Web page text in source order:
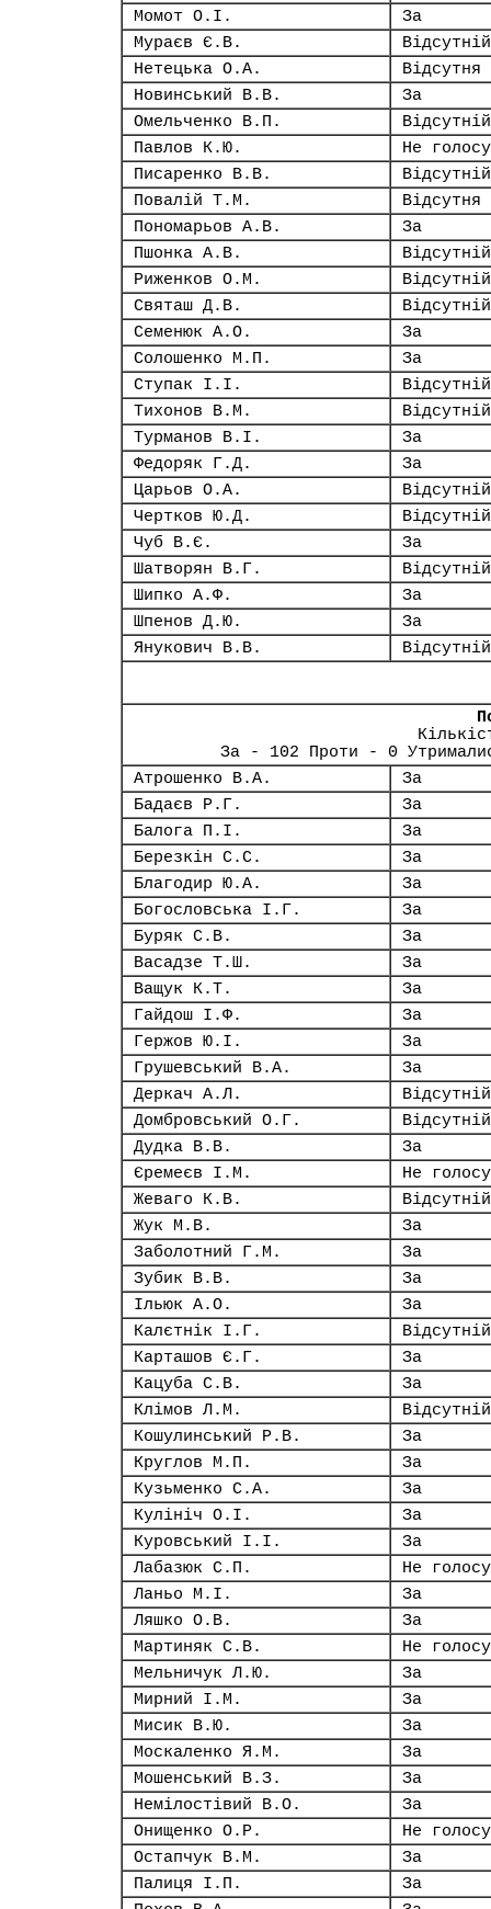
Момот О.І.
За
Мураєв Є.В.
Відсутній
Нетецька О.А.
Відсутня
Новинський В.В.
За
Омельченко В.П.
Відсутній
Павлов К.Ю.
Не
Писаренко В.В.
Відсутній
Повалій Т.М.
Відсутня
Пономарьов А.В.
За
Пшонка А.В.
Відсутній
Риженков О.М.
Відсутній
Святаш Д.В.
Відсутній
Семенюк А.О.
За
Солошенко М.П.
За
Ступак І.І.
Відсутній
Тихонов В.М.
Відсутній
Турманов В.І.
За
Федоряк Г.Д.
За
Царьов О.А.
Відсутній
Чертков Ю.Д.
Відсутній
Чуб В.Є.
За
Шатворян В.Г.
Відсутній
Шипко А.Ф.
За
Шпенов Д.Ю.
За
Янукович В.В.
Відсутній
За - 102 Проти - 0
Атрошенко В.А.
За
Бадаєв Р.Г.
За
Балога П.І.
За
Березкін С.С.
За
Благодир Ю.А.
За
Богословська І.Г.
За
Буряк С.В.
За
Васадзе Т.Ш.
За
Ващук К.Т.
За
Гайдош І.Ф.
За
Гержов Ю.І.
За
Грушевський В.А.
За
Деркач А.Л.
Відсутній
Домбровський О.Г.
Відсутній
Дудка В.В.
За
Єремеєв І.М.
Не
Жеваго К.В.
Відсутній
Жук М.В.
За
Заболотний Г.М.
За
Зубик В.В.
За
Ільюк А.О.
За
Калєтнік І.Г.
Відсутній
Карташов Є.Г.
За
Кацуба С.В.
За
Клімов Л.М.
Відсутній
Кошулинський Р.В.
За
Круглов М.П.
За
Кузьменко С.А.
За
Кулініч О.І.
За
Куровський І.І.
За
Лабазюк С.П.
Не
Ланьо М.І.
За
Ляшко О.В.
За
Мартиняк С.В.
Не
Мельничук Л.Ю.
За
Мирний І.М.
За
Мисик В.Ю.
За
Москаленко Я.М.
За
Мошенський В.З.
За
Немілостівий В.О.
За
Онищенко О.Р.
Не
Остапчук В.М.
За
Палиця І.П.
За